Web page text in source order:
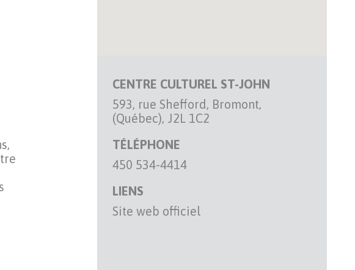
CENTRE CULTUREL ST-JOHN
593, rue Shefford, Bromont,
(Québec), J2L 1C2
TÉLÉPHONE
450 534-4414
LIENS
Site web officiel